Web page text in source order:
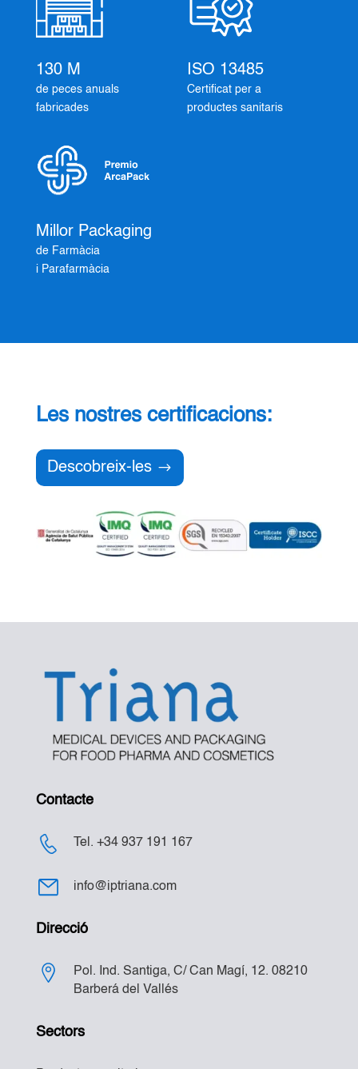
130 M
de peces anuals
fabricades
ISO 13485
Certificat per a
productes sanitaris
Millor Packaging
de Farmàcia
i Parafarmàcia
Les nostres certificacions:
Descobreix-les
Contacte
Tel. +34 937 191 167
info@iptriana.com
Direcció
Pol. Ind. Santiga, C/ Can Magí, 12. 08210
Barberá del Vallés
Sectors